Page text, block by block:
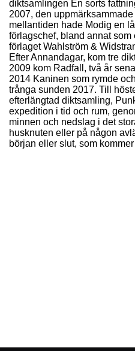
diktsamlingen En sorts
2007, den
mellantiden hade Modig en
förlagschef, bland annat
förlaget Wahlström &
Efter Annandagar, kom tre
2009 kom Radfall, två år
2014 Kaninen som rymde
trånga sunden 2017. Till
efterlängtad diktsamling,
expedition i tid och rum,
minnen och nedslag i det
husknuten eller på någon
början eller slut, som